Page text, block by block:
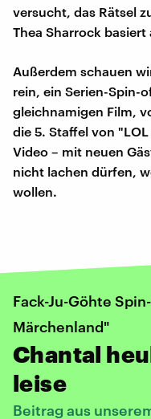
versucht, das Rätsel
Thea Sharrock
Außerdem schauen
rein, ein Serien-Spin-
gleichnamigen Film,
die 5. Staffel von
Video – mit neuen
nicht lachen dürfen,
wollen.
Fack-Ju-Göhte
Märchenland"
Chantal
leise
Beitrag aus